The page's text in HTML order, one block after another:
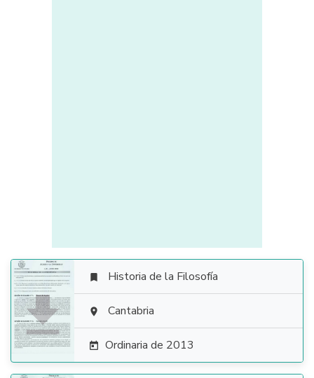

 Historia de la Filosofía
 Cantabria
 Ordinaria de 2013